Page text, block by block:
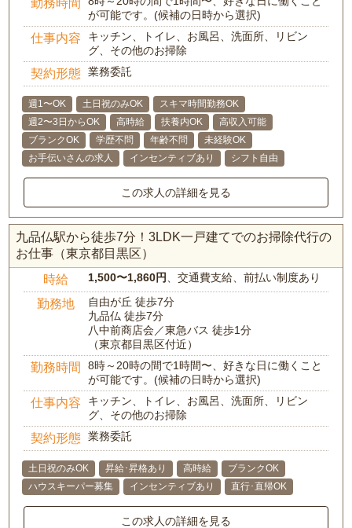
が可能です。(候補の日時から選択)
仕事内容
キッチン、トイレ、お風呂、洗面所、リビン
グ、その他のお掃除
契約形態 業務委託
週1〜OK 土日祝のみOK
スキマ時間勤務OK
週2〜3日からOK
高時給 扶養内OK
高収入可能
ブランクOK
学歴不問 年齢不問
未経験OK
お手伝いさんの求人
インセンティブあり シフト自由
この求人の詳細を見る
九品仏駅から徒歩7分！3LDK一戸建てでのお掃除代行の
お仕事（東京都目黒区）
時給 1,500〜1,860円 、交通費支給、前払い制度あり
勤務地
自由が丘 徒歩7分
九品仏 徒歩7分
八中前商店会／東急バス 徒歩1分
（東京都目黒区付近）
勤務時間
8時～20時の間で1時間〜、好きな日に働くこと
が可能です。(候補の日時から選択)
仕事内容
キッチン、トイレ、お風呂、洗面所、リビン
グ、その他のお掃除
契約形態 業務委託
土日祝のみOK 昇給･昇格あり 高時給
ブランクOK
ハウスキーパー募集
インセンティブあり 直行･直帰OK
この求人の詳細を見る